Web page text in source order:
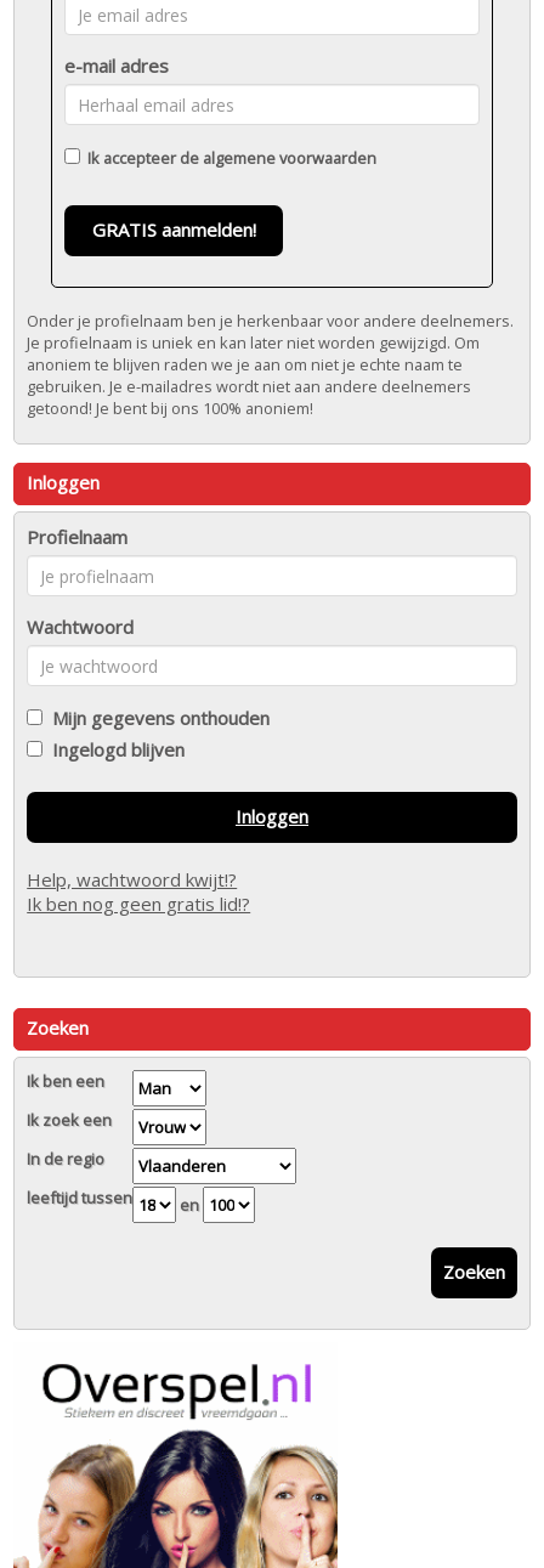
e-mail adres
Ik accepteer de algemene voorwaarden
GRATIS aanmelden!
Onder je profielnaam ben je herkenbaar voor andere deelnemers.
Je profielnaam is uniek en kan later niet worden gewijzigd. Om
anoniem te blijven raden we je aan om niet je echte naam te
gebruiken. Je e-mailadres wordt niet aan andere deelnemers
getoond! Je bent bij ons 100% anoniem!
Inloggen
Profielnaam
Wachtwoord
Mijn gegevens onthouden
Ingelogd blijven
Inloggen
Help, wachtwoord kwijt!?
Ik ben nog geen gratis lid!?
Zoeken
Ik ben een
Ik zoek een
In de regio
leeftijd tussen
en
Zoeken